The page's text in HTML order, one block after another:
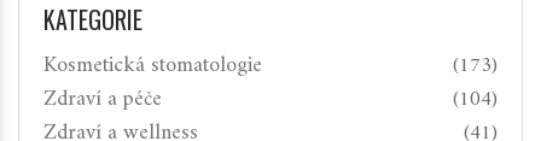
KATEGORIE
Kosmetická stomatologie (173)
Zdraví a péče (104)
(41)